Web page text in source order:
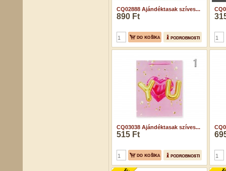
CQ02888 Ajándéktasak szíves...
890 Ft
CQ03038 Ajándéktasak szíves...
515 Ft